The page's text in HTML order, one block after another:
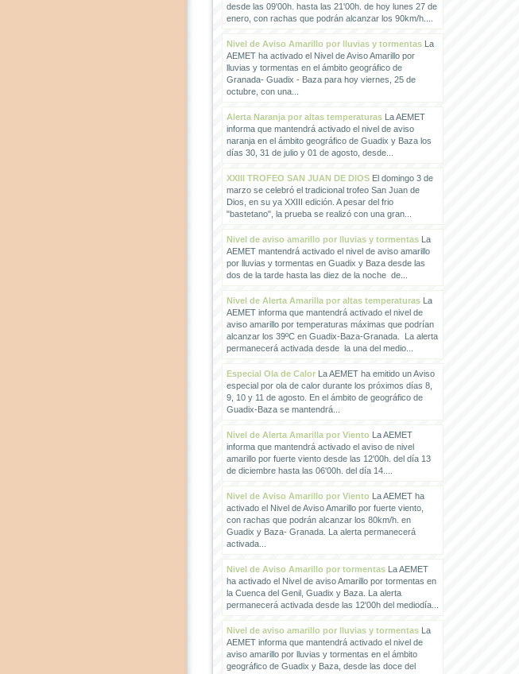
desde las 09'00h. hasta las 21'00h. de hoy lunes 27 de
enero, con rachas que podrán alcanzar los 90km/h....
Nivel de Aviso Amarillo por lluvias y tormentasLa
AEMET ha activado el Nivel de Aviso Amarillo por
lluvias y tormentas en el ámbito geográfico de
Granada- Guadix - Baza para hoy viernes, 25 de
octubre, con una...
Alerta Naranja por altas temperaturasLa AEMET
informa que mantendrá activado el nivel de aviso
naranja en el ámbito geográfico de Guadix y Baza los
días 30, 31 de julio y 01 de agosto, desde...
XXIII TROFEO SAN JUAN DE DIOSEl domingo 3 de
marzo se celebró el tradicional trofeo San Juan de
Dios, en su ya XXIII edición. A pesar del frio
"bastetano", la prueba se realizó con una gran...
Nivel de aviso amarillo por lluvias y tormentasLa
AEMET mantendrá activado el nivel de aviso amarillo
por lluvias y tormentas en Guadix y Baza desde las
dos de la tarde hasta las diez de la noche de...
Nivel de Alerta Amarilla por altas temperaturasLa
AEMET informa que mantendrá activado el nivel de
aviso amarillo por temperaturas máximas que podrían
alcanzar los 39ºC en Guadix-Baza-Granada. La alerta
permanecerá activada desde la una del medio...
Especial Ola de CalorLa AEMET ha emitido un Aviso
especial por ola de calor durante los próximos días 8,
9, 10 y 11 de agosto. En el ámbito de geográfico de
Guadix-Baza se mantendrá...
Nivel de Alerta Amarilla por VientoLa AEMET
informa que mantendrá activado el aviso de nivel
amarillo por fuerte viento desde las 12'00h. del día 13
de diciembre hasta las 06'00h. del día 14....
Nivel de Aviso Amarillo por VientoLa AEMET ha
activado el Nivel de Aviso Amarillo por fuerte viento,
con rachas que podrán alcanzar los 80km/h. en
Guadix y Baza- Granada. La alerta permanecerá
activada...
Nivel de Aviso Amarillo por tormentasLa AEMET
ha activado el Nivel de aviso Amarillo por tormentas en
la Cuenca del Genil, Guadix y Baza. La alerta
permanecerá activada desde las 12'00h del mediodía...
Nivel de aviso amarillo por lluvias y tormentasLa
AEMET informa que mantendrá activado el nivel de
aviso amarillo por lluvias y tormentas en el ámbito
geográfico de Guadix y Baza, desde las doce del